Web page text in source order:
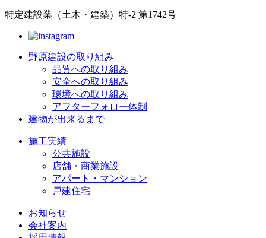
特定建設業（土木・建築）特-2 第1742号
野原建設の取り組み
品質への取り組み
安全への取り組み
環境への取り組み
アフターフォロー体制
建物が出来るまで
施工実績
公共施設
店舗・商業施設
アパート・マンション
戸建住宅
お知らせ
会社案内